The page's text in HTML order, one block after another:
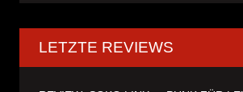
LETZTE REVIEWS